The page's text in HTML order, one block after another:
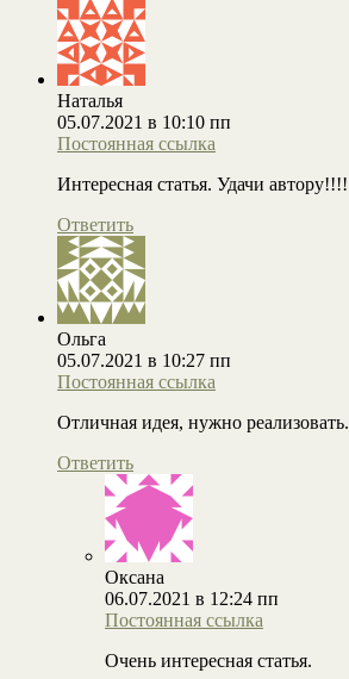
Наталья
05.07.2021 в 10:10 пп
Постоянная ссылка
Интересная статья. Удачи автору!!!!
Ответить
Ольга
05.07.2021 в 10:27 пп
Постоянная ссылка
Отличная идея, нужно реализовать.
Ответить
Оксана
06.07.2021 в 12:24 пп
Постоянная ссылка
Очень интересная статья.